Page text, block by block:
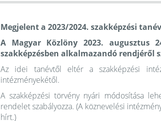
Megjelent a 2023/2024. szakképzési
A Magyar Közlöny 2023. augusztus
szakképzésben alkalmazandó rendjéről
Az idei tanévtől eltér a szakképzési
intézményekétől.
A szakképzési törvény nyári módosítása
rendelet szabályozza. (A köznevelési
hírt.)